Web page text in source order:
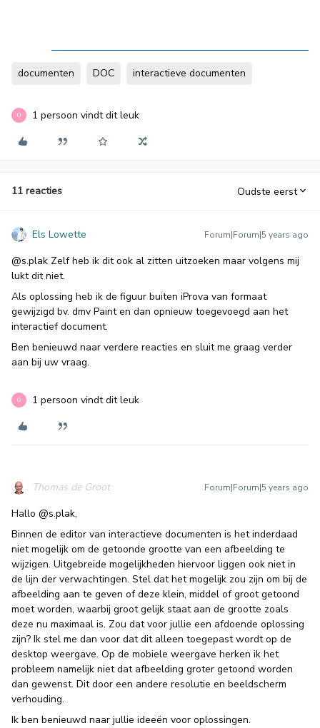
documenten DOC interactieve documenten
O 1 persoon vindt dit leuk
11 reacties Oudste eerst
Els Lowette Forum|Forum|5 years ago
@s.plak Zelf heb ik dit ook al zitten uitzoeken maar volgens mij
lukt dit niet.
Als oplossing heb ik de figuur buiten iProva van formaat
gewijzigd bv. dmv Paint en dan opnieuw toegevoegd aan het
interactief document.
Ben benieuwd naar verdere reacties en sluit me graag verder
aan bij uw vraag.
O 1 persoon vindt dit leuk
Thomas de Groot Forum|Forum|5 years ago
Hallo @s.plak,
Binnen de editor van interactieve documenten is het inderdaad
niet mogelijk om de getoonde grootte van een afbeelding te
wijzigen. Uitgebreide mogelijkheden hiervoor liggen ook niet in
de lijn der verwachtingen. Stel dat het mogelijk zou zijn om bij de
afbeelding aan te geven of deze klein, middel of groot getoond
moet worden, waarbij groot gelijk staat aan de grootte zoals
deze nu maximaal is. Zou dat voor jullie een afdoende oplossing
zijn? Ik stel me dan voor dat dit alleen toegepast wordt op de
desktop weergave. Op de mobiele weergave herken ik het
probleem namelijk niet dat afbeelding groter getoond worden
dan gewenst. Dit door een andere resolutie en beeldscherm
verhouding.
Ik ben benieuwd naar jullie ideeën voor oplossingen.